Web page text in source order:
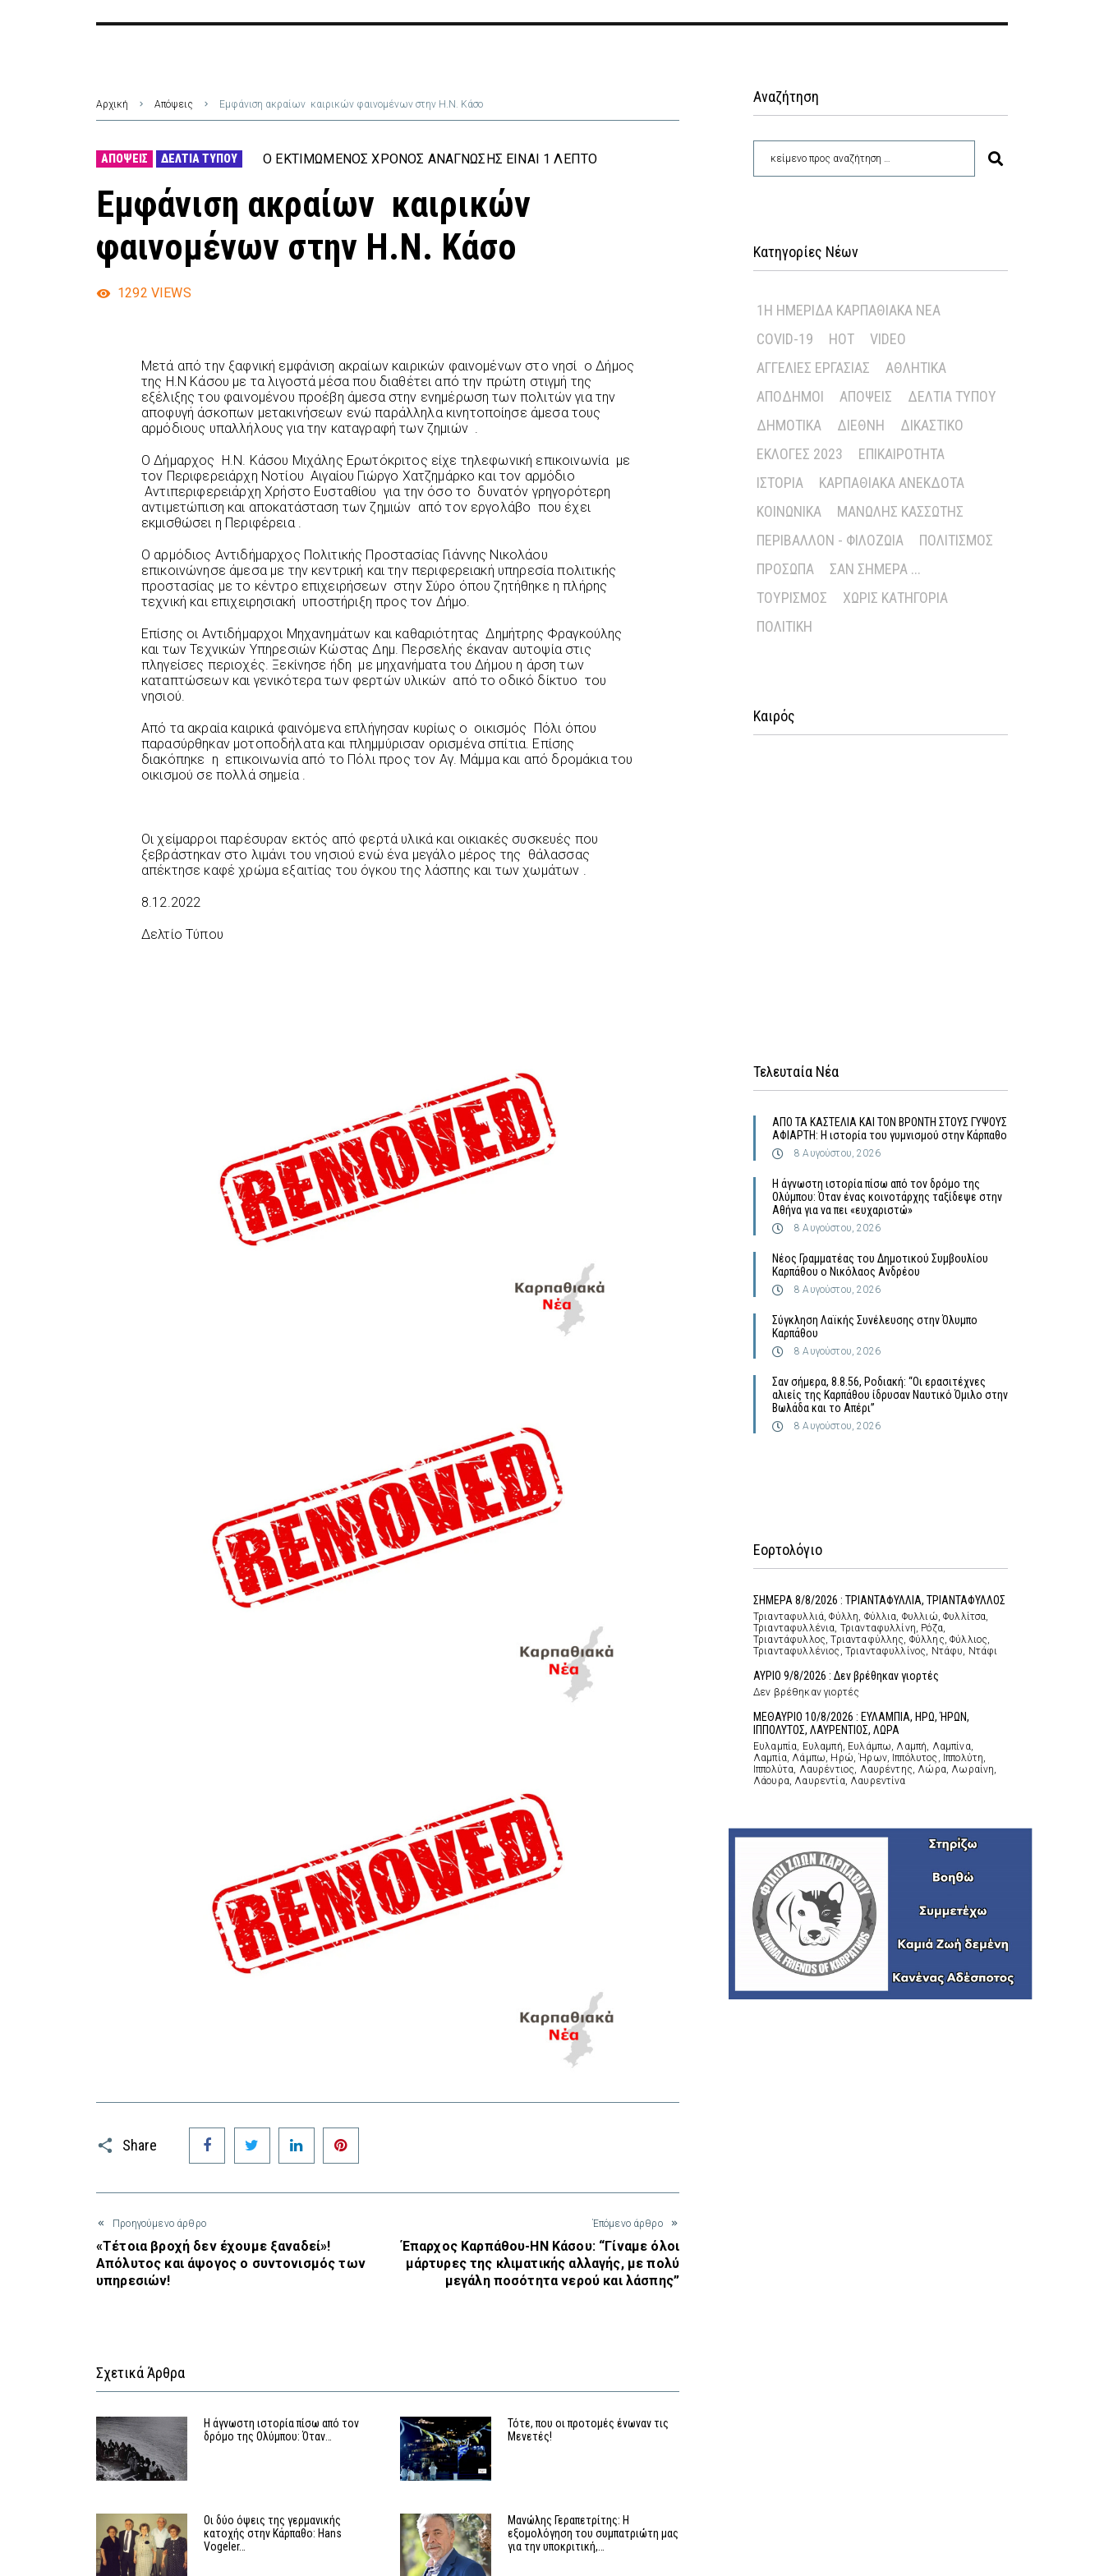
Αρχική Απόψεις Εμφάνιση ακραίων καιρικών φαινομένων στην Η.Ν. Κάσο
ΑΠΌΨΕΙΣ ΔΕΛΤΊΑ ΤΎΠΟΥ Ο ΕΚΤΙΜΏΜΕΝΟΣ ΧΡΌΝΟΣ ΑΝΆΓΝΩΣΗΣ ΕΊΝΑΙ 1 ΛΕΠΤΌ
Εμφάνιση ακραίων καιρικών
φαινομένων στην Η.Ν. Κάσο
1292 VIEWS
Μετά από την ξαφνική εμφάνιση ακραίων καιρικών φαινομένων στο νησί ο Δήμος
της Η.Ν Κάσου με τα λιγοστά μέσα που διαθέτει από την πρώτη στιγμή της
εξέλιξης του φαινομένου προέβη άμεσα στην ενημέρωση των πολιτών για την
αποφυγή άσκοπων μετακινήσεων ενώ παράλληλα κινητοποίησε άμεσα τους
αρμόδιους υπαλλήλους για την καταγραφή των ζημιών .
Ο Δήμαρχος Η.Ν. Κάσου Μιχάλης Ερωτόκριτος είχε τηλεφωνική επικοινωνία με
τον Περιφερειάρχη Νοτίου Αιγαίου Γιώργο Χατζημάρκο και τον αρμόδιο
Αντιπεριφερειάρχη Χρήστο Ευσταθίου για την όσο το δυνατόν γρηγορότερη
αντιμετώπιση και αποκατάσταση των ζημιών από τον εργολάβο που έχει
εκμισθώσει η Περιφέρεια .
Ο αρμόδιος Αντιδήμαρχος Πολιτικής Προστασίας Γιάννης Νικολάου
επικοινώνησε άμεσα με την κεντρική και την περιφερειακή υπηρεσία πολιτικής
προστασίας με το κέντρο επιχειρήσεων στην Σύρο όπου ζητήθηκε η πλήρης
τεχνική και επιχειρησιακή υποστήριξη προς τον Δήμο.
Επίσης οι Αντιδήμαρχοι Μηχανημάτων και καθαριότητας Δημήτρης Φραγκούλης
και των Τεχνικών Υπηρεσιών Κώστας Δημ. Περσελής έκαναν αυτοψία στις
πληγείσες περιοχές. Ξεκίνησε ήδη με μηχανήματα του Δήμου η άρση των
καταπτώσεων και γενικότερα των φερτών υλικών από το οδικό δίκτυο του
νησιού.
Από τα ακραία καιρικά φαινόμενα επλήγησαν κυρίως ο οικισμός Πόλι όπου
παρασύρθηκαν μοτοποδήλατα και πλημμύρισαν ορισμένα σπίτια. Επίσης
διακόπηκε η επικοινωνία από το Πόλι προς τον Αγ. Μάμμα και από δρομάκια του
οικισμού σε πολλά σημεία .
Οι χείμαρροι παρέσυραν εκτός από φερτά υλικά και οικιακές συσκευές που
ξεβράστηκαν στο λιμάνι του νησιού ενώ ένα μεγάλο μέρος της θάλασσας
απέκτησε καφέ χρώμα εξαιτίας του όγκου της λάσπης και των χωμάτων .
8.12.2022
Δελτίο Τύπου
Share
Facebook Twitter LinkedIn
Προηγούμενο άρθρο
«Τέτοια βροχή δεν έχουμε ξαναδεί»!
Απόλυτος και άψογος ο συντονισμός των
υπηρεσιών!
Έπόμενο άρθρο
Έπαρχος Καρπάθου-ΗΝ Κάσου: “Γίναμε όλοι
μάρτυρες της κλιματικής αλλαγής, με πολύ
μεγάλη ποσότητα νερού και λάσπης”
Σχετικά Άρθρα
Η άγνωστη ιστορία πίσω από τον
δρόμο της Ολύμπου: Όταν…
Τότε, που οι προτομές ένωναν τις
Μενετές!
Οι δύο όψεις της γερμανικής
κατοχής στην Κάρπαθο: Hans
Vogeler…
Μανώλης Γεραπετρίτης: Η
εξομολόγηση του συμπατριώτη μας
για την υποκριτική,…
Αναζήτηση
Κατηγορίες Νέων
1Η ΗΜΕΡΊΔΑ ΚΑΡΠΑΘΙΑΚΆ ΝΈΑ
COVID-19
HOT
VIDEO
ΑΓΓΕΛΊΕΣ ΕΡΓΑΣΊΑΣ
ΑΘΛΗΤΙΚΆ
ΑΠΌΔΗΜΟΙ
ΑΠΌΨΕΙΣ
ΔΕΛΤΊΑ ΤΎΠΟΥ
ΔΗΜΟΤΙΚΆ
ΔΙΕΘΝΉ
ΔΙΚΑΣΤΙΚΌ
ΕΚΛΟΓΈΣ 2023
ΕΠΙΚΑΙΡΌΤΗΤΑ
ΙΣΤΟΡΊΑ
ΚΑΡΠΑΘΙΑΚΆ ΑΝΈΚΔΟΤΑ
ΚΟΙΝΩΝΙΚΆ
ΜΑΝΏΛΗΣ ΚΑΣΣΏΤΗΣ
ΠΕΡΙΒΆΛΛΟΝ - ΦΙΛΟΖΩΊΑ
ΠΟΛΙΤΙΣΜΌΣ
ΠΡΌΣΩΠΑ
ΣΑΝ ΣΉΜΕΡΑ ...
ΤΟΥΡΙΣΜΌΣ
ΧΩΡΊΣ ΚΑΤΗΓΟΡΊΑ
ΠΟΛΙΤΙΚΉ
Καιρός
Τελευταία Νέα
ΑΠΟ ΤΑ ΚΑΣΤΕΛΙΑ ΚΑΙ ΤΟΝ ΒΡΟΝΤΗ ΣΤΟΥΣ ΓΥΨΟΥΣ
ΑΦΙΑΡΤΗ: Η ιστορία του γυμνισμού στην Κάρπαθο
8 Αυγούστου, 2026
Η άγνωστη ιστορία πίσω από τον δρόμο της
Ολύμπου: Όταν ένας κοινοτάρχης ταξίδεψε στην
Αθήνα για να πει «ευχαριστώ»
8 Αυγούστου, 2026
Νέος Γραμματέας του Δημοτικού Συμβουλίου
Καρπάθου ο Νικόλαος Ανδρέου
8 Αυγούστου, 2026
Σύγκληση Λαϊκής Συνέλευσης στην Όλυμπο
Καρπάθου
8 Αυγούστου, 2026
Σαν σήμερα, 8.8.56, Ροδιακή: “Οι ερασιτέχνες
αλιείς της Καρπάθου ίδρυσαν Ναυτικό Όμιλο στην
Βωλάδα και το Απέρι”
8 Αυγούστου, 2026
Εορτολόγιο
ΣΗΜΕΡΑ 8/8/2026 : ΤΡΙΑΝΤΑΦΥΛΛΙΑ, ΤΡΙΑΝΤΑΦΥΛΛΟΣ
Τριανταφυλλιά, Φύλλη, Φύλλια, Φυλλιώ, Φυλλίτσα,
Τριανταφυλλένια, Τριανταφυλλίνη, Ρόζα,
Τριαντάφυλλος, Τριανταφύλλης, Φύλλης, Φύλλιος,
Τριανταφυλλένιος, Τριανταφυλλίνος, Ντάφυ, Ντάφι
ΑΥΡΙΟ 9/8/2026 : Δεν βρέθηκαν γιορτές
Δεν βρέθηκαν γιορτές
ΜΕΘΑΥΡΙΟ 10/8/2026 : ΕΥΛΑΜΠΙΑ, ΗΡΩ, ΉΡΩΝ,
ΙΠΠΟΛΥΤΟΣ, ΛΑΥΡΕΝΤΙΟΣ, ΛΩΡΑ
Ευλαμπία, Ευλαμπή, Ευλάμπω, Λαμπή, Λαμπίνα,
Λαμπία, Λάμπω, Ηρώ, Ήρων, Ιππόλυτος, Ιππολύτη,
Ιππολύτα, Λαυρέντιος, Λαυρέντης, Λώρα, Λωραίνη,
Λάουρα, Λαυρεντία, Λαυρεντίνα